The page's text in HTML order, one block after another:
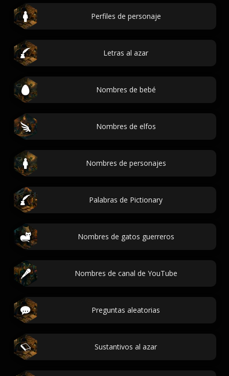
Perfiles de personaje
Letras al azar
Nombres de bebé
Nombres de elfos
Nombres de personajes
Palabras de Pictionary
Nombres de gatos guerreros
Nombres de canal de YouTube
Preguntas aleatorias
Sustantivos al azar